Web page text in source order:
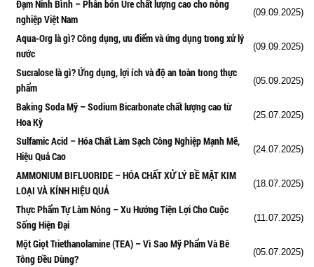
Đạm Ninh Bình – Phân bón Ure chất lượng cao cho nông
nghiệp Việt Nam
(09.09.2025)
Aqua-Org là gì? Công dụng, ưu điểm và ứng dụng trong xử lý
nước
(09.09.2025)
Sucralose là gì? Ứng dụng, lợi ích và độ an toàn trong thực
phẩm
(05.09.2025)
Baking Soda Mỹ – Sodium Bicarbonate chất lượng cao từ
Hoa Kỳ
(25.07.2025)
Sulfamic Acid – Hóa Chất Làm Sạch Công Nghiệp Mạnh Mẽ,
Hiệu Quả Cao
(24.07.2025)
AMMONIUM BIFLUORIDE – HÓA CHẤT XỬ LÝ BỀ MẶT KIM
LOẠI VÀ KÍNH HIỆU QUẢ
(18.07.2025)
Thực Phẩm Tự Làm Nóng – Xu Hướng Tiện Lợi Cho Cuộc
Sống Hiện Đại
(11.07.2025)
Một Giọt Triethanolamine (TEA) – Vì Sao Mỹ Phẩm Và Bê
Tông Đều Dùng?
(05.07.2025)